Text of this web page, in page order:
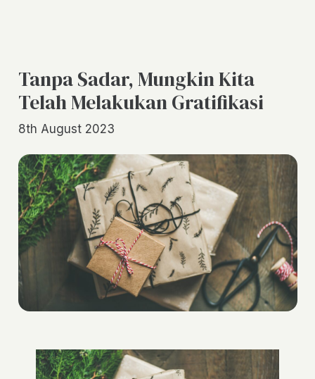
Tanpa Sadar, Mungkin Kita
Telah Melakukan Gratifikasi
8th August 2023